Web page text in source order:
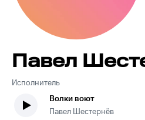
Исполнитель
Павел
Волки воют
Павел Шестернёв